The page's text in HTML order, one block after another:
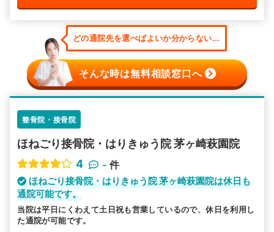
どの通院先を選べばよいか分からない...
そんな時は無料相談窓口へ
整骨院・接骨院
ほねごり接骨院・はりきゅう院 茅ヶ崎萩園院
4
- 件
ほねごり接骨院・はりきゅう院 茅ヶ崎萩園院は休日も
通院可能です。
当院は平日にくわえて土日祝も営業しているので、休日を利用し
た通院が可能です。